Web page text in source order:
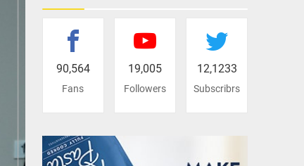
90,564
Fans
19,005
Followers
12,1233
Subscribrs